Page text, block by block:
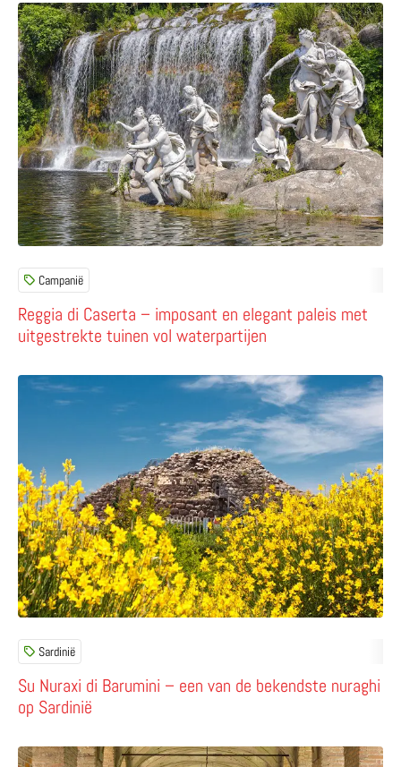
Reggia di Caserta – imposant en elegant paleis met
uitgestrekte tuinen vol waterpartijen
Campanië
Lees meer over Reggia di Caserta – imposant en
Su Nuraxi di Barumini – een van de bekendste nuraghi
op Sardinië
Sardinië
Lees meer over Su Nuraxi di Barumini – een van de
Lees meer over Sabbioneta – de ideale stad van